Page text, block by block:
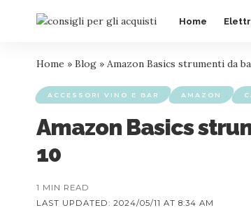
Home
Home » Blog » Amazon Basics strumenti da
ACCESSORI VINO E BAR AMAZON
Amazon Basics
10
LAST UPDATED: 2024/05/11 AT 8:34 AM
1 MIN READ